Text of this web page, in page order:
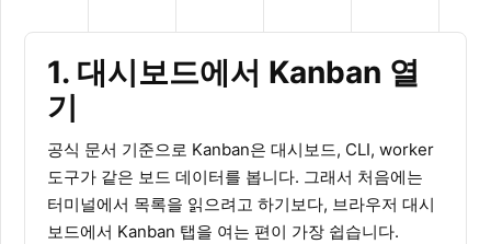
1. 대시보드에서 Kanban 열
기
공식 문서 기준으로 Kanban은 대시보드, CLI, worker
도구가 같은 보드 데이터를 봅니다. 그래서 처음에는
터미널에서 목록을 읽으려고 하기보다, 브라우저 대시
보드에서 Kanban 탭을 여는 편이 가장 쉽습니다.